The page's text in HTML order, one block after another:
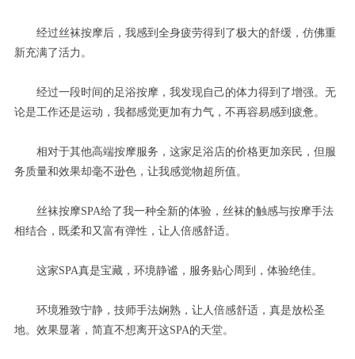
经过丝袜按摩后，我感到全身疲劳得到了极大的舒缓，仿佛重
新充满了活力。
经过一段时间的足浴按摩，我发现自己的体力得到了增强。无
论是工作还是运动，我都感觉更加有力气，不再容易感到疲惫。
相对于其他高端按摩服务，这家足浴店的价格更加亲民，但服
务质量和效果却毫不逊色，让我感觉物超所值。
丝袜按摩SPA给了我一种全新的体验，丝袜的触感与按摩手法
相结合，既柔和又富有弹性，让人倍感舒适。
这家SPA真是宝藏，环境静谧，服务贴心周到，体验绝佳。
环境雅致宁静，技师手法娴熟，让人倍感舒适，真是放松圣
地。效果显著，简直不想离开这SPA的天堂。